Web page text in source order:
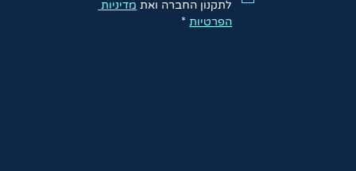
לתקנון החברה ואת
מדיניות
הפרטיות *